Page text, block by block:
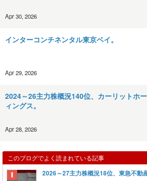
Apr 30, 2026
インターコンチネンタル東京ベイ。
Apr 29, 2026
2024～26主力株概況140位、カーリットホ
ィングス。
Apr 28, 2026
このブログでよく読まれている記事
2026～27主力株概況18位、東急不動